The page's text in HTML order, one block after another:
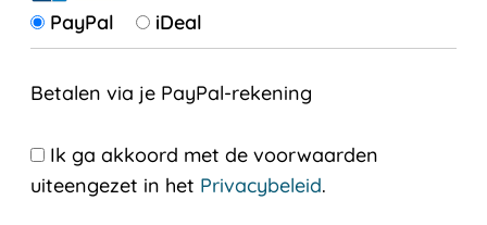
PayPal iDeal
Betalen via je PayPal-rekening
Ik ga akkoord met de voorwaarden
uiteengezet in het Privacybeleid.